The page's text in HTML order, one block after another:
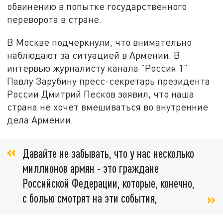
обвинению в попытке государственного
переворота в стране.
В Москве подчеркнули, что внимательно
наблюдают за ситуацией в Армении. В
интервью журналисту канала "Россия 1"
Павлу Зарубину пресс-секретарь президента
России Дмитрий Песков заявил, что наша
страна не хочет вмешиваться во внутренние
дела Армении.
Давайте не забывать, что у нас несколько
миллионов армян - это граждане
Российской Федерации, которые, конечно,
с болью смотрят на эти события,